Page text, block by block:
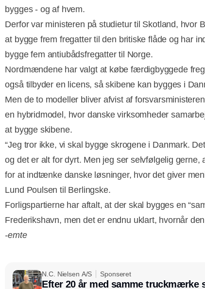
bygges - og af hvem.
Derfor var ministeren på studietur til Skotland, hvor
at bygge frem fregatter til den britiske flåde og har
bygge fem antiubådsfregatter til Norge.
Nordmændene har valgt at købe færdigbyggede
også tilbyder en licens, så skibene kan bygges i
Men de to modeller bliver afvist af
en hybridmodel, hvor danske virksomheder
at bygge skibene.
“Jeg tror ikke, vi skal bygge skrogene i Danmark.
og det er alt for dyrt. Men jeg ser selvfølgelig gerne,
for at indtænke danske løsninger, hvor det giver
Lund Poulsen til Berlingske.
Forligspartierne har aftalt, at der skal bygges en
Frederikshavn, men det er endnu uklart, hvornår
-emte
N.C. Nielsen A/S Sponseret
Efter 20 år med samme truckmærke